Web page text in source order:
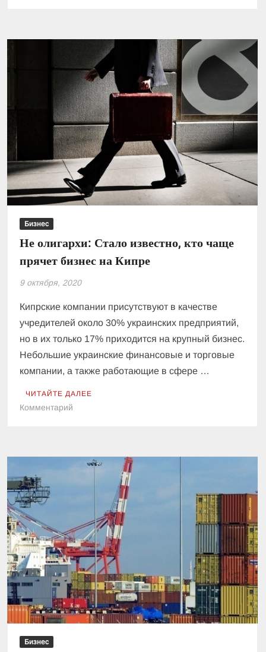
октября:
гривна
ускорила
рост
Бизнес
Не олигархи: Стало известно, кто чаще
прячет бизнес на Кипре
9 октября, 2020
Кипрские компании присутствуют в качестве
учредителей около 30% украинских предприятий,
но в их только 17% приходится на крупный бизнес.
Небольшие украинские финансовые и торговые
компании, а также работающие в сфере …
ЧИТАЙТЕ ДАЛЕЕ
Комментарий
известно,
бизнес
на
Кипре
Бизнес